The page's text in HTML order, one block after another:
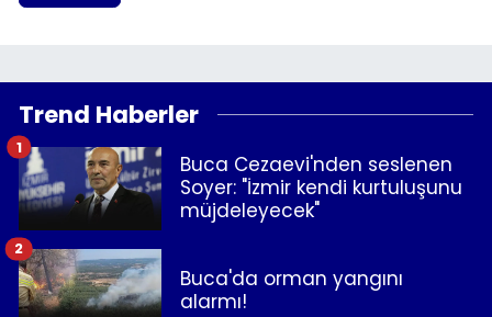
Trend Haberler
Buca Cezaevi'nden seslenen
Soyer: "İzmir kendi kurtuluşunu
müjdeleyecek"
1
Buca'da orman yangını
alarmı!
2